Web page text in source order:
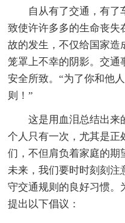
自从有了交通，有了
致使许许多多的生命丧失
故的发生，不仅给国家造
笼罩上不幸的阴影。交通
安全所致。“为了你和他
则！”
这是用血泪总结出来
个人只有一次，尤其是正
们，不但肩负着家庭的期
未来，我们要时时刻刻注
守交通规则的良好习惯。
提出以下倡议：